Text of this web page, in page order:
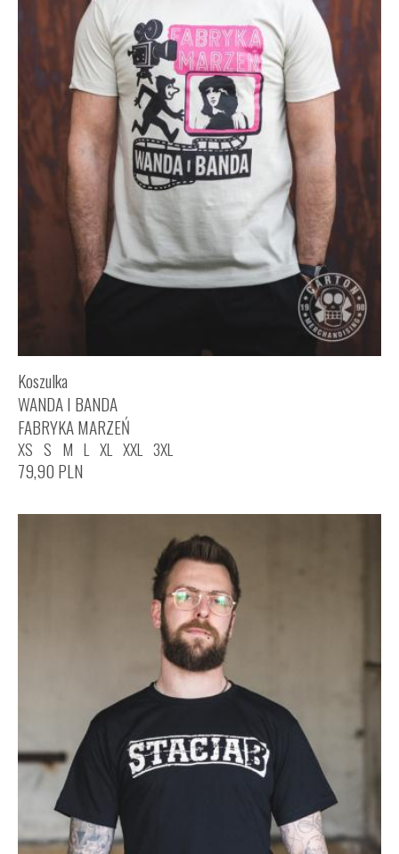
Koszulka
WANDA I BANDA
FABRYKA MARZEŃ
XS S M L XL XXL 3XL
79,90 PLN